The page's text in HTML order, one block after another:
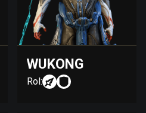
WUKONG
Rol: